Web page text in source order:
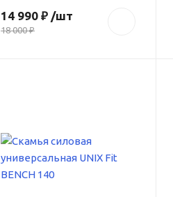
14 990 ₽ /шт
18 000 ₽